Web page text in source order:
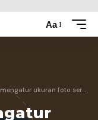
Aa
serta mencetaknya menggunakan microsoft word